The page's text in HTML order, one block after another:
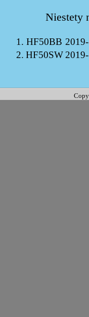
Niestety
1. HF50BB
2. HF50SW